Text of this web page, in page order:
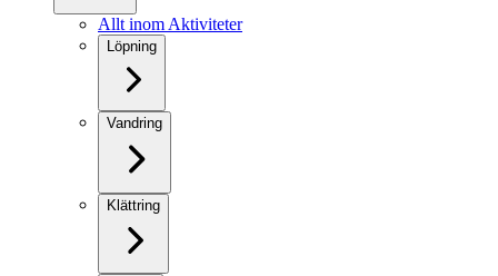
Allt inom Aktiviteter
Löpning
Vandring
Klättring